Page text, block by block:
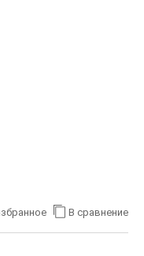
В сравнение